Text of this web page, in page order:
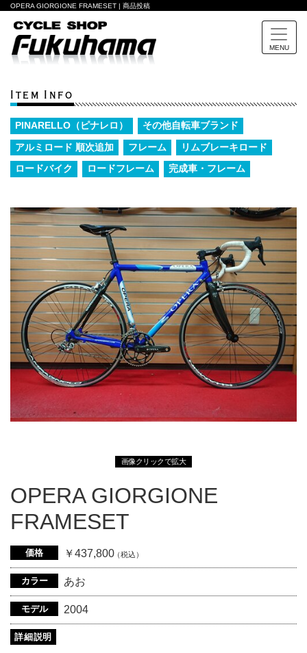
OPERA GIORGIONE FRAMESET | 商品投稿
MENU
Item Info
PINARELLO（ピナレロ） その他自転車ブランド
アルミロード 順次追加 フレーム リムブレーキロード
ロードバイク ロードフレーム 完成車・フレーム
画像クリックで拡大
OPERA GIORGIONE
FRAMESET
価格 ￥437,800（税込）
カラー あお
モデル 2004
詳細説明